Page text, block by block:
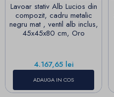
Lavoar stativ Alb Lucios din
compozit, cadru metalic
negru mat , ventil alb inclus,
45x45x80 cm, Oro
Pret
4.167,65 lei
ADAUGA IN COS